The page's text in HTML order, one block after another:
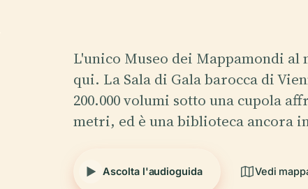
L'unico Museo dei Mappamondi al
qui. La Sala di Gala barocca di
200.000 volumi sotto una cupola
metri, ed è una biblioteca ancora
Ascolta l'audioguida Vedi